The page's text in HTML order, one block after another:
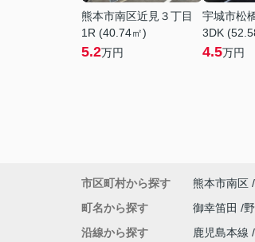
熊本市南区近見３丁目
1R (40.74㎡)
5.2万円
宇城市松
3DK
4.5万円
市区町村から探す 熊本市南区
町名から探す
御幸笛田
沿線から探す
鹿児島本線